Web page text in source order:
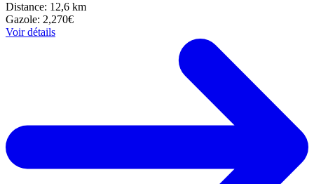
Distance: 12,6 km
Gazole: 2,270€
Voir détails